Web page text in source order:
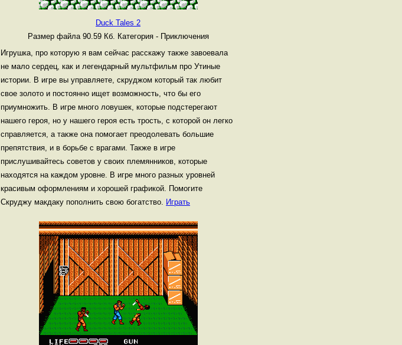
Duck Tales 2
Размер файла 90.59 Кб. Категория - Приключения
Игрушка, про которую я вам сейчас расскажу также завоевала
не мало сердец, как и легендарный мультфильм про Утиные
истории. В игре вы управляете, скруджом который так любит
свое золото и постоянно ищет возможность, что бы его
приумножить. В игре много ловушек, которые подстерегают
нашего героя, но у нашего героя есть трость, с которой он легко
справляется, а также она помогает преодолевать большие
препятствия, и в борьбе с врагами. Также в игре
прислушивайтесь советов у своих племянников, которые
находятся на каждом уровне. В игре много разных уровней
красивым оформлениям и хорошей графикой. Помогите
Скруджу макдаку пополнить свою богатство. Играть